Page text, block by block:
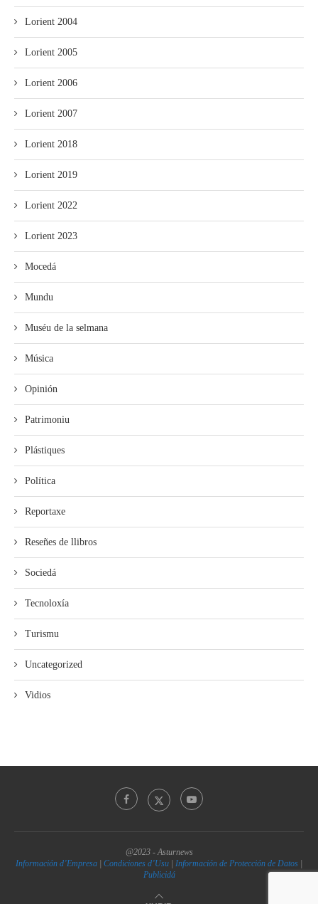
Lorient 2004
Lorient 2005
Lorient 2006
Lorient 2007
Lorient 2018
Lorient 2019
Lorient 2022
Lorient 2023
Mocedá
Mundu
Muséu de la selmana
Música
Opinión
Patrimoniu
Plástiques
Política
Reportaxe
Reseñes de llibros
Sociedá
Tecnoloxía
Turismu
Uncategorized
Vidios
@2023 - Asturnews
Información d’Empresa | Condiciones d’Usu | Información de Protección de Datos |
Publicidá